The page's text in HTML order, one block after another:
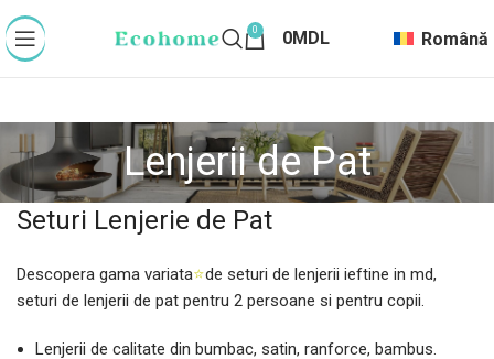
0 0MDL Română
Lenjerii de Pat
Seturi Lenjerie de Pat
Descopera gama variata⭐de seturi de lenjerii ieftine in md,
seturi de lenjerii de pat pentru 2 persoane si pentru copii.
Lenjerii de calitate din bumbac, satin, ranforce, bambus.